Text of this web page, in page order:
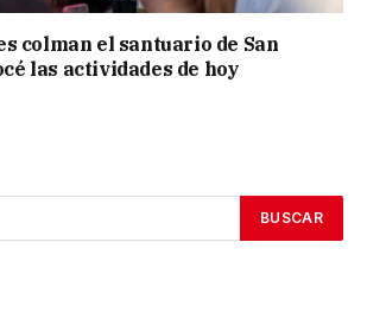
colman el santuario de San
las actividades de hoy